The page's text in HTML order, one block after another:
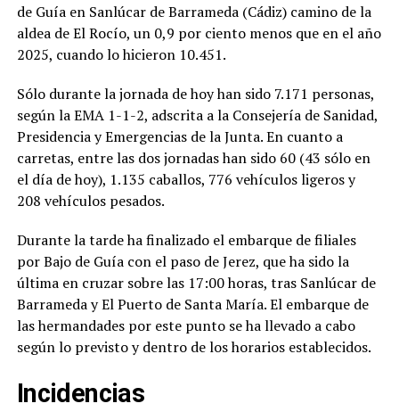
de Guía en Sanlúcar de Barrameda (Cádiz) camino de la
aldea de El Rocío, un 0,9 por ciento menos que en el año
2025, cuando lo hicieron 10.451.
Sólo durante la jornada de hoy han sido 7.171 personas,
según la EMA 1-1-2, adscrita a la Consejería de Sanidad,
Presidencia y Emergencias de la Junta. En cuanto a
carretas, entre las dos jornadas han sido 60 (43 sólo en
el día de hoy), 1.135 caballos, 776 vehículos ligeros y
208 vehículos pesados.
Durante la tarde ha finalizado el embarque de filiales
por Bajo de Guía con el paso de Jerez, que ha sido la
última en cruzar sobre las 17:00 horas, tras Sanlúcar de
Barrameda y El Puerto de Santa María. El embarque de
las hermandades por este punto se ha llevado a cabo
según lo previsto y dentro de los horarios establecidos.
Incidencias